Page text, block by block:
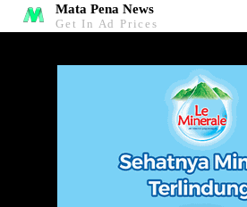
Mata Pena News
Get In Ad Prices